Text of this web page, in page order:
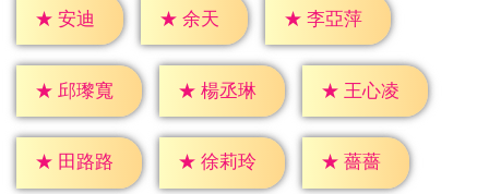
★ 安迪 ★ 余天 ★ 李亞萍
★ 邱瓈寬 ★ 楊丞琳 ★ 王心凌
★ 田路路 ★ 徐莉玲 ★ 薔薔